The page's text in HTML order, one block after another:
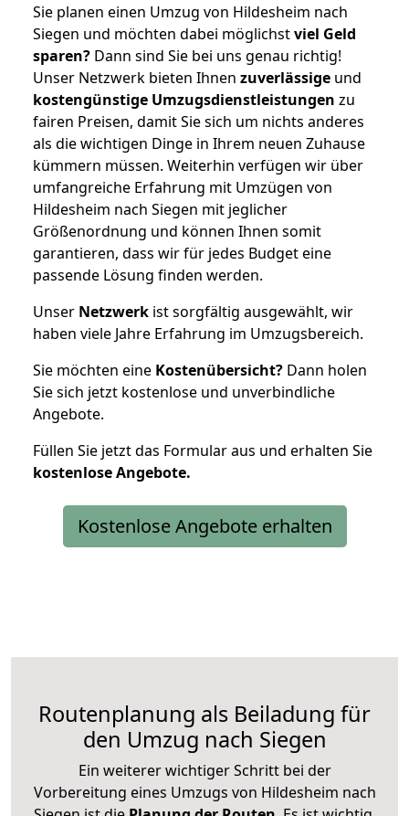
Sie planen einen Umzug von Hildesheim nach
Siegen und möchten dabei möglichstviel Geld
sparen? Dann sind Sie bei uns genau richtig!
Unser Netzwerk bieten Ihnen zuverlässige und
kostengünstige Umzugsdienstleistungen zu
fairen Preisen, damit Sie sich um nichts anderes
als die wichtigen Dinge in Ihrem neuen Zuhause
kümmern müssen. Weiterhin verfügen wir über
umfangreiche Erfahrung mit Umzügen von
Hildesheim nach Siegen mit jeglicher
Größenordnung und können Ihnen somit
garantieren, dass wir für jedes Budget eine
passende Lösung finden werden.
Unser Netzwerk ist sorgfältig ausgewählt, wir
haben viele Jahre Erfahrung im Umzugsbereich.
Sie möchten eine Kostenübersicht? Dann holen
Sie sich jetzt kostenlose und unverbindliche
Angebote.
Füllen Sie jetzt das Formular aus und erhalten Sie
kostenloseAngebote.
Kostenlose Angebote erhalten
Routenplanung als Beiladung für
den Umzug nach Siegen
Ein weiterer wichtiger Schritt bei der
Vorbereitung eines Umzugs von Hildesheim nach